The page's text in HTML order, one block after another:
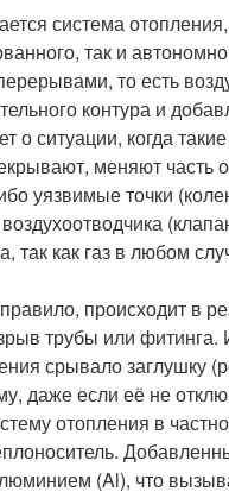
система
так и
то есть
контура и
о ситуации, когда
меняют часть
уязвимые точки
как газ в любом
происходит в
трубы или фитинга.
срывало заглушку
даже если её не
отопления в
(Al), что